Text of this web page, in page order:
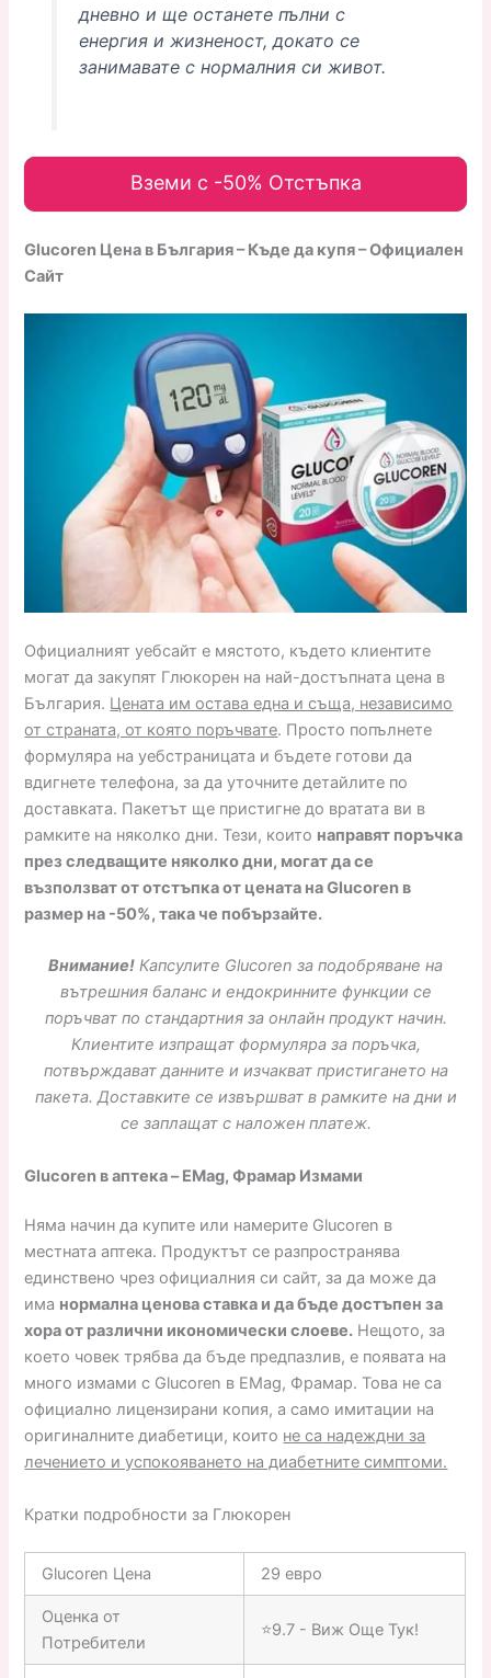
дневно и ще останете пълни с
енергия и жизненост, докато се
занимавате с нормалния си живот.
Вземи с -50% Отстъпка
Glucoren Цена в България – Къде да купя – Официален
Сайт
Официалният уебсайт е мястото, където клиентите
могат да закупят Глюкорен на най-достъпната цена в
България. Цената им остава една и съща, независимо
от страната, от която поръчвате. Просто попълнете
формуляра на уебстраницата и бъдете готови да
вдигнете телефона, за да уточните детайлите по
доставката. Пакетът ще пристигне до вратата ви в
рамките на няколко дни. Тези, които направят поръчка
през следващите няколко дни, могат да се
възползват от отстъпка от цената на Glucoren в
размер на -50%, така че побързайте.
Внимание! Капсулите Glucoren за подобряване на
вътрешния баланс и ендокринните функции се
поръчват по стандартния за онлайн продукт начин.
Клиентите изпращат формуляра за поръчка,
потвърждават данните и изчакват пристигането на
пакета. Доставките се извършват в рамките на дни и
се заплащат с наложен платеж.
Glucoren в аптека – EMag, Фрамар Измами
Няма начин да купите или намерите Glucoren в
местната аптека. Продуктът се разпространява
единствено чрез официалния си сайт, за да може да
има нормална ценова ставка и да бъде достъпен за
хора от различни икономически слоеве. Нещото, за
което човек трябва да бъде предпазлив, е появата на
много измами с Glucoren в EMag, Фрамар. Това не са
официално лицензирани копия, а само имитации на
оригиналните диабетици, които не са надеждни за
лечението и успокояването на диабетните симптоми.
Кратки подробности за Глюкорен
Glucoren Цена 29 евро
Оценка от
Потребители
⭐9.7 - Виж Още Тук!